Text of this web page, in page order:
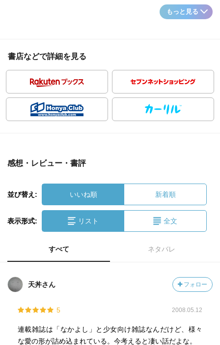
もっと見る
書店などで詳細を見る
感想・レビュー・書評
並び替え: いいね順 新着順
表示形式: リスト 全文
すべて ネタバレ
天丼さん フォロー
5 2008.05.12
連載雑誌は「なかよし」と少女向け雑誌なんだけど、様々
な愛の形が詰め込まれている。今考えると凄い話だよな。